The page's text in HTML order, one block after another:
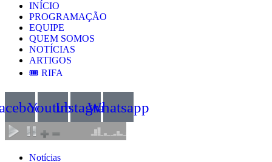
INÍCIO
PROGRAMAÇÃO
EQUIPE
QUEM SOMOS
NOTÍCIAS
ARTIGOS
🎟️ RIFA
YoutubeInstagramWhatsapp
Notícias